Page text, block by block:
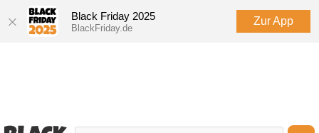
Black Friday 2025
BlackFriday.de
Zur App